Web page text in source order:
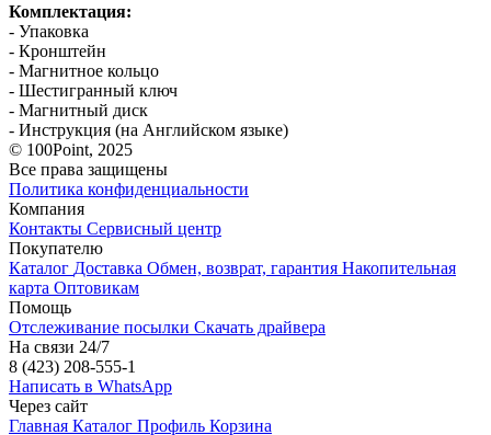
Комплектация:
- Упаковка
- Кронштейн
- Магнитное кольцо
- Шестигранный ключ
- Магнитный диск
- Инструкция (на Английском языке)
© 100Point, 2025
Все права защищены
Политика конфиденциальности
Компания
Контакты Сервисный центр
Покупателю
Каталог Доставка Обмен, возврат, гарантия Накопительная
карта Оптовикам
Помощь
Отслеживание посылки Скачать драйвера
На связи 24/7
8 (423) 208-555-1
Написать в WhatsApp
Через сайт
Главная Каталог Профиль Корзина